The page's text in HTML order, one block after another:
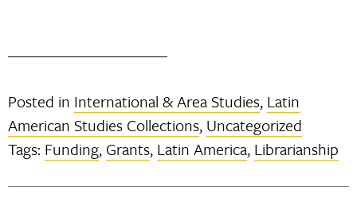
Posted in International & Area Studies, Latin
American Studies Collections, Uncategorized
Tags: Funding, Grants, Latin America, Librarianship